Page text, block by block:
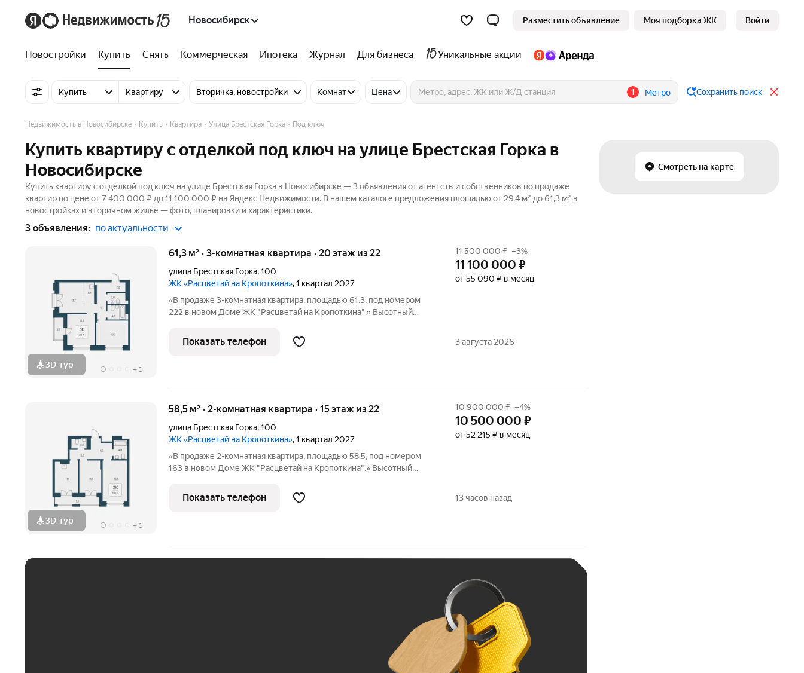
Новосибирск Разместить объявление Моя подборка ЖК Войти
Новостройки Купить Снять Коммерческая Ипотека Журнал Для бизнеса Уникальные акции
Купить Квартиру Вторичка, новостройки Комнат Цена 1 Метро Сохранить поиск
Смотреть на карте
Недвижимость в Новосибирске Купить Квартира Улица Брестская Горка Под ключ
Купить квартиру с отделкой под ключ на улице Брестская Горка в
Новосибирске
Купить квартиру с отделкой под ключ на улице Брестская Горка в Новосибирске — 3 объявления от агентств и собственников по продаже
квартир по цене от 7 400 000 ₽ до 11 100 000 ₽ на Яндекс Недвижимости. В нашем каталоге предложения площадью от 29,4 м² до 61,3 м² в
новостройках и вторичном жилье — фото, планировки и характеристики.
3 объявления: по актуальности
3D-тур + 3
61,3 м² · 3-комнатная квартира · 20 этаж из 22
улица Брестская Горка,100
ЖК «Расцветай на Кропоткина», 1 квартал 2027
«В продаже 3-комнатная квартира, площадью 61.3, под номером
222 в новом Доме ЖК "Расцветай на Кропоткина".» Высотный
парка» в 10 минутах от Красного проспекта. Проект выделяется
своей
11 500 000₽ –3%
11 100 000 ₽
от 55 090 ₽ в месяц
Показать телефон 3 августа 2026
3D-тур + 3
58,5 м² · 2-комнатная квартира · 15 этаж из 22
улица Брестская Горка,100
ЖК «Расцветай на Кропоткина», 1 квартал 2027
«В продаже 2-комнатная квартира, площадью 58.5, под номером
163 в новом Доме ЖК "Расцветай на Кропоткина".» Высотный
парка» в 10 минутах от Красного проспекта. Проект выделяется
своей
10 900 000₽ –4%
10 500 000 ₽
от 52 215 ₽ в месяц
Показать телефон 13 часов назад